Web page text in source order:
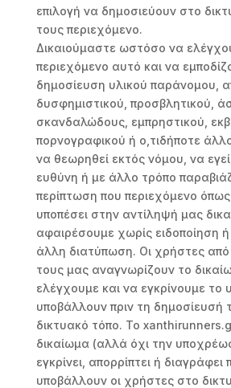
επιλογή να δημοσιεύουν στο
τους περιεχόμενο.
Δικαιούμαστε ωστόσο να
περιεχόμενο αυτό και να
δημοσίευση υλικού παράνομου,
δυσφημιστικού, προσβλητικού,
σκανδαλώδους, εμπρηστικού,
πορνογραφικού ή ο,τιδήποτε
να θεωρηθεί εκτός νόμου, να
ευθύνη ή με άλλο τρόπο
περίπτωση που περιεχόμενο
υποπέσει στην αντίληψή μας
αφαιρέσουμε χωρίς ειδοποίηση
άλλη διατύπωση. Οι χρήστες
τους μας αναγνωρίζουν το
ελέγχουμε και να εγκρίνουμε το
υποβάλλουν πριν τη δημοσίευσή
δικτυακό τόπο. Το
δικαίωμα (αλλά όχι την
εγκρίνει, απορρίπτει ή
υποβάλλουν οι χρήστες στο